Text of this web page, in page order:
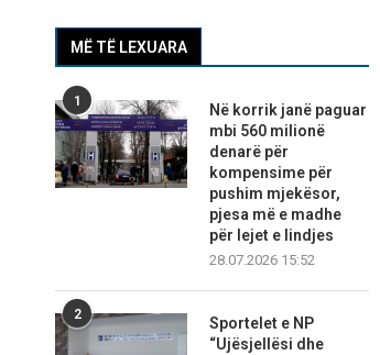
MË TË LEXUARA
1
Në korrik janë paguar
mbi 560 milionë
denarë për
kompensime për
pushim mjekësor,
pjesa më e madhe
për lejet e lindjes
28.07.2026 15:52
2
Sportelet e NP
“Ujësjellësi dhe